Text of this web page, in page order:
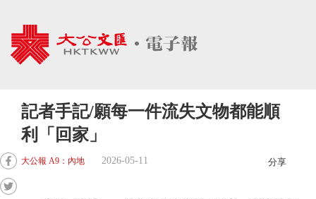
記者手記/願每一件流失文物都能順
利「回家」
大公報 A9：內地 2026-05-11 分享